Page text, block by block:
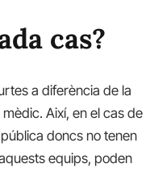
cas?
a diferència de la
Així, en el cas de
doncs no tenen
equips, poden